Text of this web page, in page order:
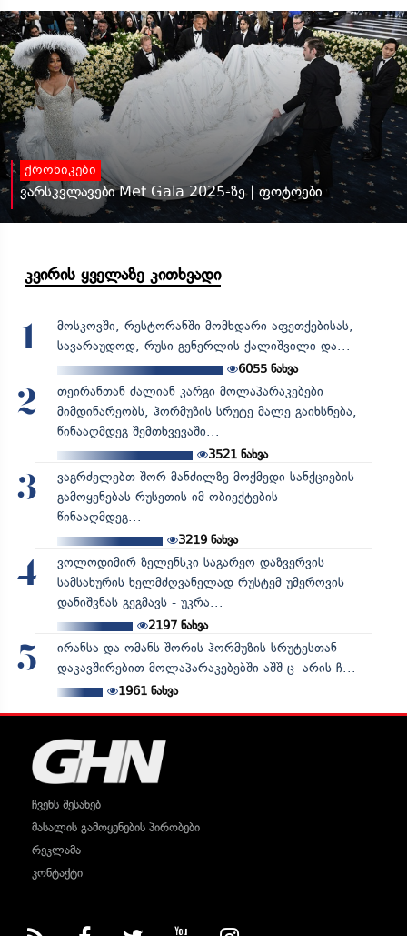
ქრონიკები
ვარსკვლავები Met Gala 2025-ზე | ფოტოები
კვირის ყველაზე კითხვადი
1
მოსკოვში, რესტორანში მომხდარი აფეთქებისას,
სავარაუდოდ, რუსი გენერლის ქალიშვილი და...
6055 ნახვა
2
თეირანთან ძალიან კარგი მოლაპარაკებები
მიმდინარეობს, ჰორმუზის სრუტე მალე გაიხსნება,
წინააღმდეგ შემთხვევაში...
3521ნახვა
3
ვაგრძელებთ შორ მანძილზე მოქმედი სანქციების
გამოყენებას რუსეთის იმ ობიექტების
წინააღმდეგ...
3219ნახვა
4
ვოლოდიმირ ზელენსკი საგარეო დაზვერვის
სამსახურის ხელმძღვანელად რუსტემ უმეროვის
დანიშვნას გეგმავს - უკრა...
2197ნახვა
5
ირანსა და ომანს შორის ჰორმუზის სრუტესთან
დაკავშირებით მოლაპარაკებებში აშშ-ც არის ჩ...
1961ნახვა
ჩვენს შესახებ
მასალის გამოყენების პირობები
რეკლამა
კონტაქტი